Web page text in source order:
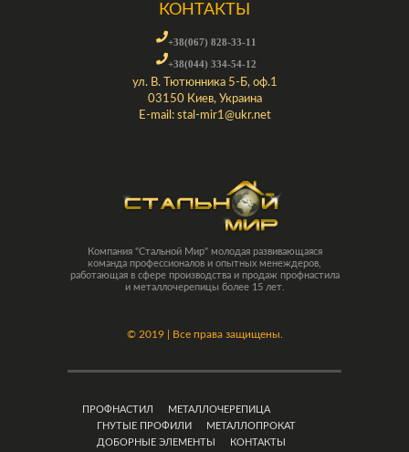
КОНТАКТЫ
+38(067) 828-33-11
+38(044) 334-54-12
ул. В. Тютюнника 5-Б, оф.1
03150 Киев, Украина
E-mail: stal-mir1@ukr.net
Компания "Стальной Мир" молодая развивающаяся
команда профессионалов и опытных менеждеров,
работающая в сфере производства и продаж профнастила
и металлочерепицы более 15 лет.
© 2019 | Все права защищены.
ПРОФНАСТИЛ
МЕТАЛЛОЧЕРЕПИЦА
ГНУТЫЕ ПРОФИЛИ
МЕТАЛЛОПРОКАТ
ДОБОРНЫЕ ЭЛЕМЕНТЫ
КОНТАКТЫ